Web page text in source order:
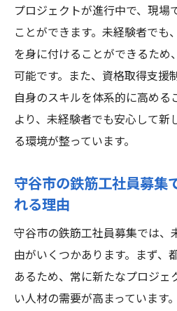
プロジェクトが進行中で、現場
ことができます。未経験者でも
を身に付けることができるため
可能です。また、資格取得支援
自身のスキルを体系的に高める
より、未経験者でも安心して新
る環境が整っています。
守谷市の鉄筋工社員募集
れる理由
守谷市の鉄筋工社員募集では、
由がいくつかあります。まず、
あるため、常に新たなプロジェ
い人材の需要が高まっています